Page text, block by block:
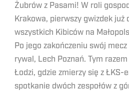
Żubrów z Pasami! W roli
Krakowa, pierwszy gwizdek już
wszystkich Kibiców na
Po jego zakończeniu swój
rywal, Lech Poznań. Tym
Łodzi, gdzie zmierzy się z ŁKS-
spotkanie dwóch zespołów z